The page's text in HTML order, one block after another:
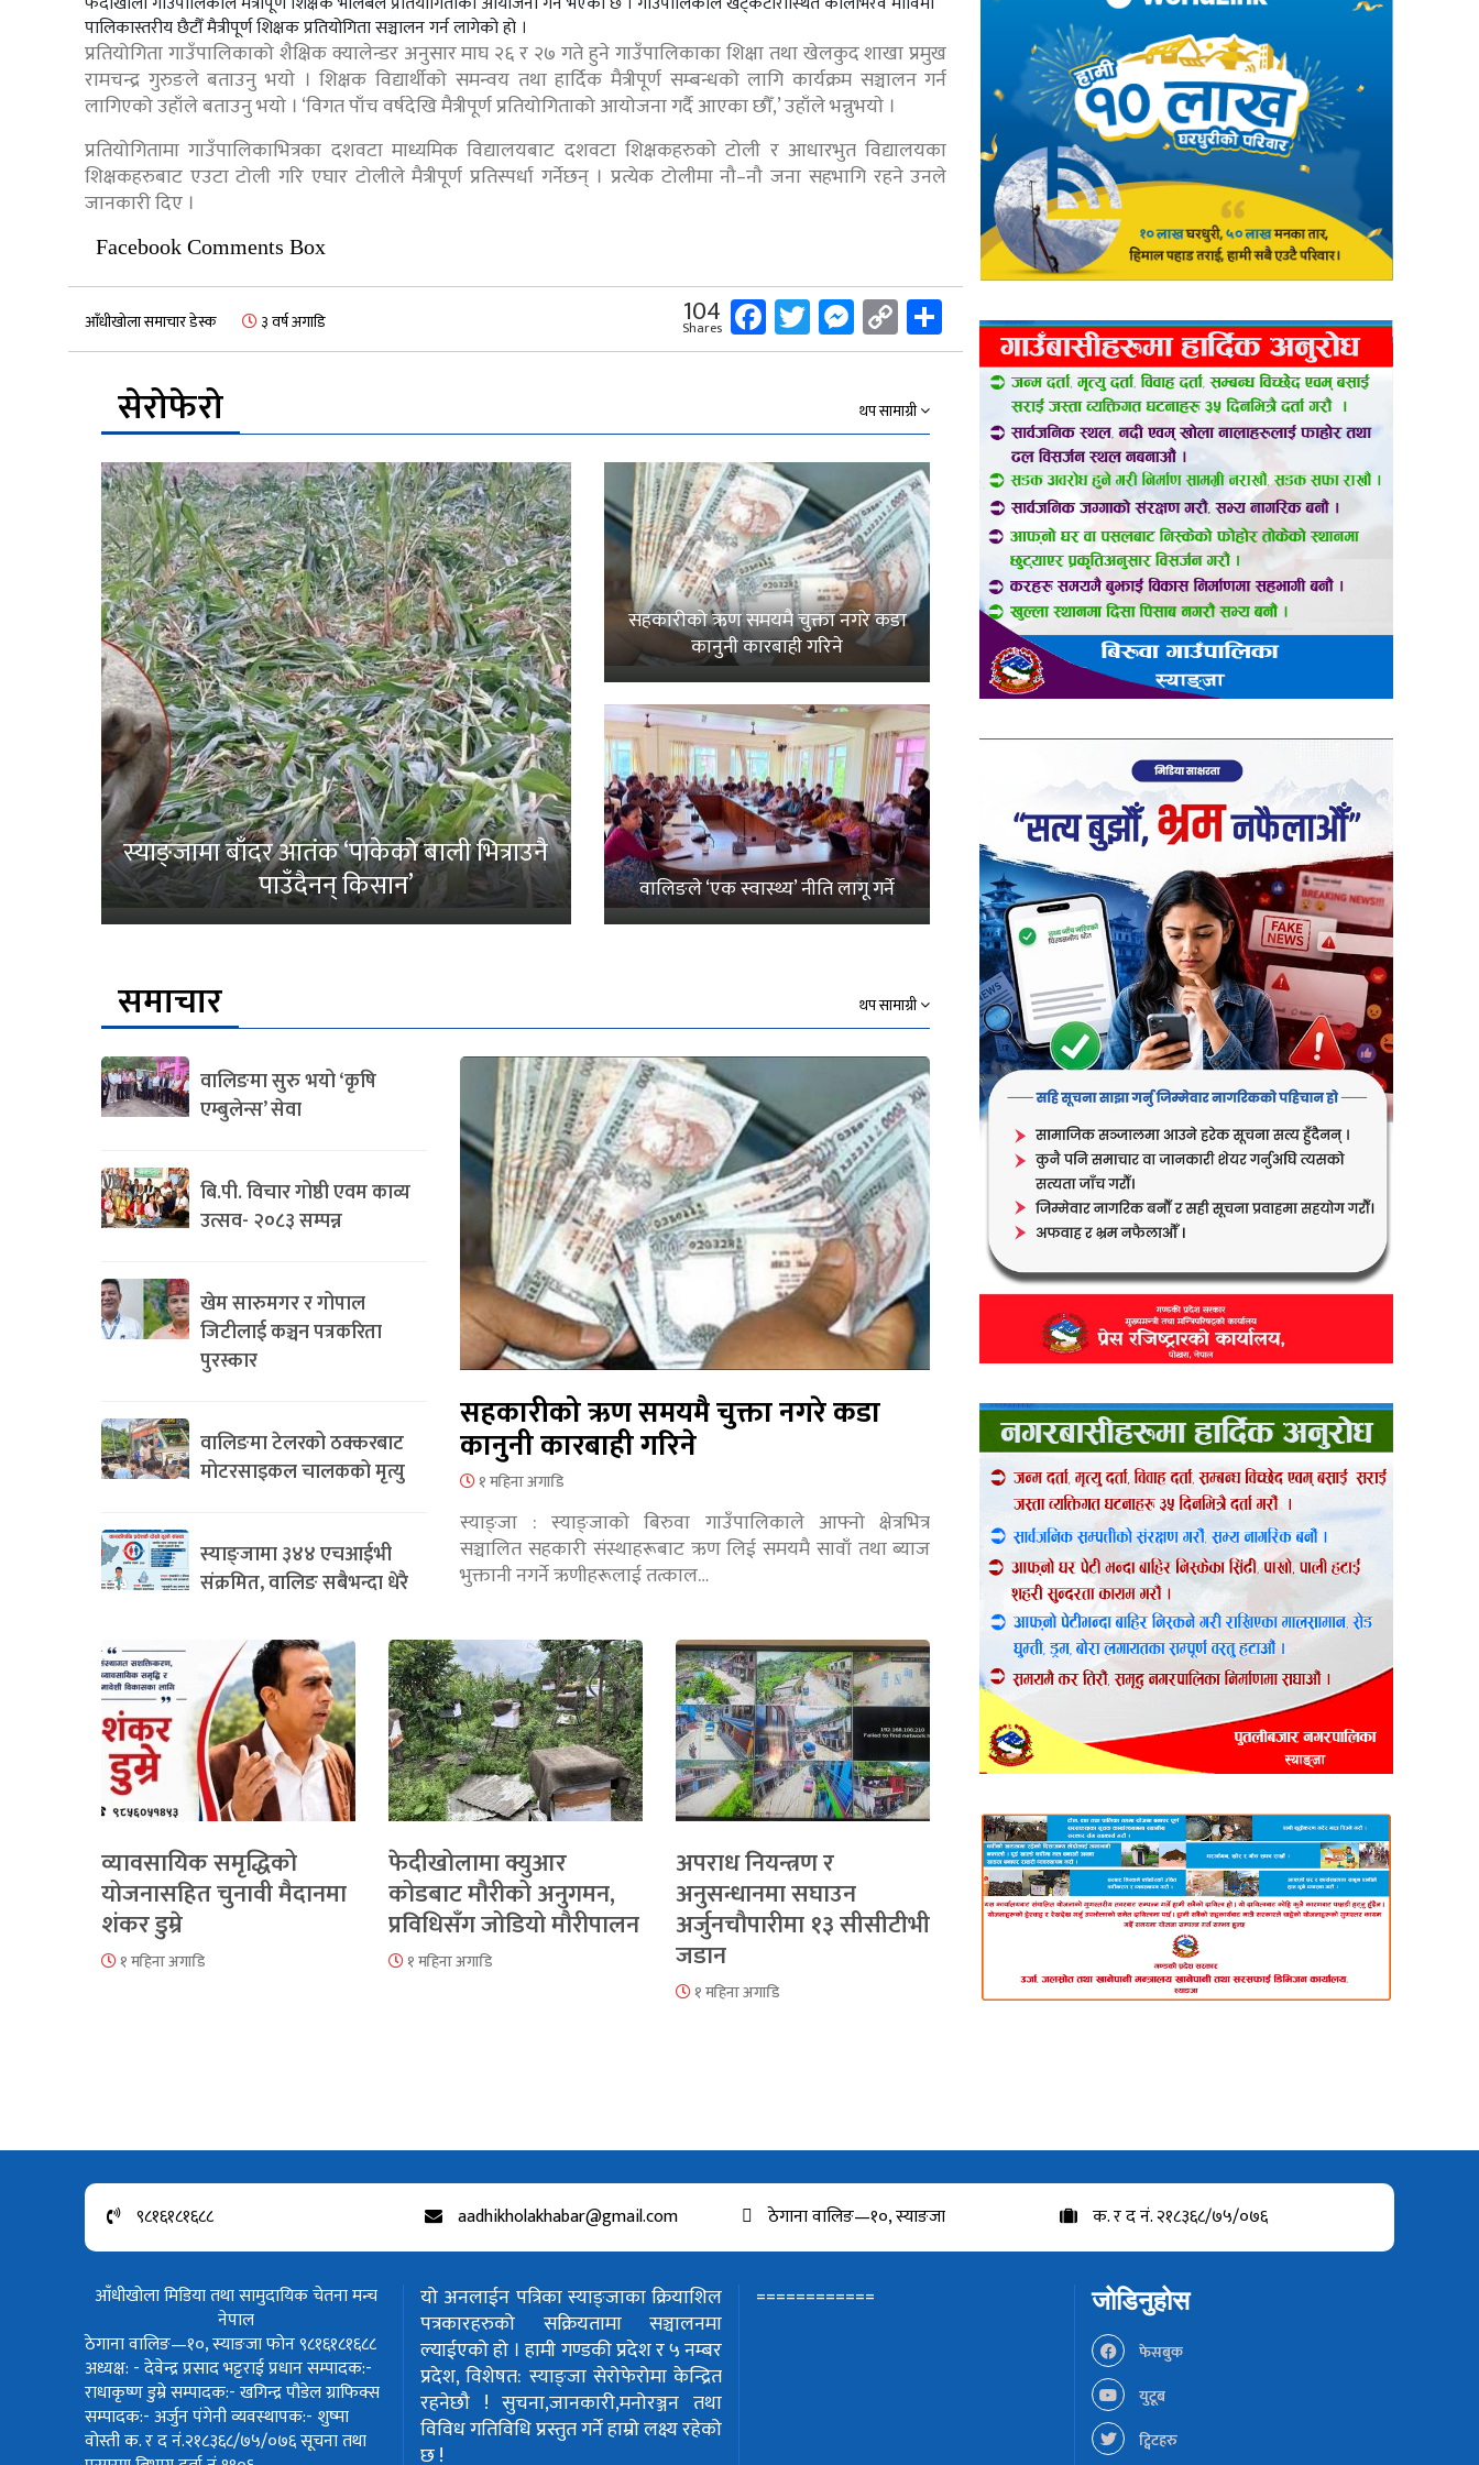
पालिकास्तरीय छैटौँ मैत्रीपूर्ण शिक्षक प्रतियोगिता सञ्चालन गर्न लागेको हो ।
प्रतियोगिता गाउँपालिकाको शैक्षिक क्यालेन्डर अनुसार माघ २६ र २७ गते हुने गाउँपालिकाका शिक्षा तथा खेलकुद शाखा प्रमुख
रामचन्द्र गुरुङले बताउनु भयाे । शिक्षक विद्यार्थीको समन्वय तथा हार्दिक मैत्रीपूर्ण सम्बन्धको लागि कार्यक्रम सञ्चालन गर्न
लागिएको उहाँले बताउनु भयाे । ‘विगत पाँच वर्षदेखि मैत्रीपूर्ण प्रतियोगिताको आयोजना गर्दै आएका छौँ,’ उहाँले भन्नुभयाे ।
प्रतियोगितामा गाउँपालिकाभित्रका दशवटा माध्यमिक विद्यालयबाट दशवटा शिक्षकहरुको टोली र आधारभुत विद्यालयका
शिक्षकहरुबाट एउटा टोली गरि एघार टोलीले मैत्रीपूर्ण प्रतिस्पर्धा गर्नेछन् । प्रत्येक टोलीमा नौ–नौ जना सहभागि रहने उनले
जानकारी दिए ।
Facebook Comments Box
आँधीखोला समाचार डेस्क ३ वर्ष अगाडि 104
Shares Facebook
Twitter
Messenger
Copy
Link
Share
सेरोफेरो
थप सामाग्री
स्याङ्जामा बाँदर आतंक ‘पाकेको बाली भित्राउनै
पाउँदैनन् किसान’
सहकारीको ऋण समयमै चुक्ता नगरे कडा
कानुनी कारबाही गरिने
वालिङले ‘एक स्वास्थ्य’ नीति लागू गर्ने
समाचार थप सामाग्री
वालिङमा सुरु भयो ‘कृषि
एम्बुलेन्स’ सेवा
बि.पी. विचार गोष्ठी एवम काव्य
उत्सव- २०८३ सम्पन्न
खेम सारुमगर र गोपाल
जिटीलाई कञ्चन पत्रकरिता
पुरस्कार
वालिङमा टेलरको ठक्करबाट
मोटरसाइकल चालकको मृत्यु
स्याङ्जामा ३४४ एचआईभी
संक्रमित, वालिङ सबैभन्दा धेरै
सहकारीको ऋण समयमै चुक्ता नगरे कडा
कानुनी कारबाही गरिने
१ महिना अगाडि
स्याङ्जा : स्याङ्जाको बिरुवा गाउँपालिकाले आफ्नो क्षेत्रभित्र
सञ्चालित सहकारी संस्थाहरूबाट ऋण लिई समयमै सावाँ तथा ब्याज
भुक्तानी नगर्ने ऋणीहरूलाई तत्काल…
व्यावसायिक समृद्धिको
योजनासहित चुनावी मैदानमा
शंकर डुम्रे
१ महिना अगाडि
फेदीखोलामा क्युआर
कोडबाट मौरीको अनुगमन,
प्रविधिसँग जोडियो मौरीपालन
१ महिना अगाडि
अपराध नियन्त्रण र
अनुसन्धानमा सघाउन
अर्जुनचौपारीमा १३ सीसीटीभी
जडान
१ महिना अगाडि
९८१६१८१६८८ aadhikholakhabar@gmail.com ठेगाना वालिङ—१०, स्याङजा क. र द नं. २१८३६८/७५/०७६
आँधीखोला मिडिया तथा सामुदायिक चेतना मन्च
नेपाल
ठेगाना वालिङ—१०, स्याङजा फोन ९८१६१८१६८८
अध्यक्ष: - देवेन्द्र प्रसाद भट्टराईप्रधान सम्पादक:-
राधाकृष्ण डुम्रेसम्पादक:- खगिन्द्र पौडेलग्राफिक्स
सम्पादक:- अर्जुन पंगेनीव्यवस्थापक:- शुष्मा
वोस्तीक. र द नं.२१८३६८/७५/०७६सूचना तथा
यो अनलाईन पत्रिका स्याङ्जाका क्रियाशिल
पत्रकारहरुको सक्रियतामा सञ्चालनमा
ल्याईएको हो । हामी गण्डकी प्रदेश र ५ नम्बर
प्रदेश, विशेषत: स्याङ्जा सेरोफेरोमा केन्द्रित
रहनेछौ !सुचना,जानकारी,मनोरञ्जन तथा
विविध गतिविधि प्रस्तुत गर्ने हाम्रो लक्ष्य रहेको
छ !
============ जोडिनुहोस
फेसबुक
युटूब
ट्विटहरु